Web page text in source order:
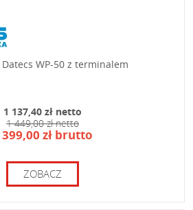
WP-50 z terminalem
1 137,40 zł netto
1 449,00 zł netto
399,00 zł brutto
ZOBACZ